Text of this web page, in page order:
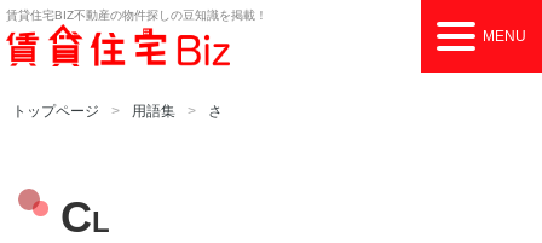
賃貸住宅BIZ不動産の物件探しの豆知識を掲載！
MENU
トップページ 用語集 さ
CL